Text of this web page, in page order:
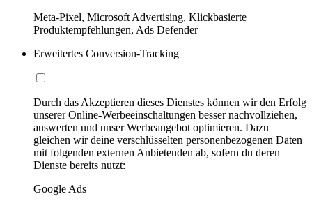
Meta-Pixel, Microsoft Advertising, Klickbasierte
Produktempfehlungen, Ads Defender
Erweitertes Conversion-Tracking
Durch das Akzeptieren dieses Dienstes können wir den Erfolg
unserer Online-Werbeeinschaltungen besser nachvollziehen,
auswerten und unser Werbeangebot optimieren. Dazu
gleichen wir deine verschlüsselten personenbezogenen Daten
mit folgenden externen Anbietenden ab, sofern du deren
Dienste bereits nutzt:
Google Ads